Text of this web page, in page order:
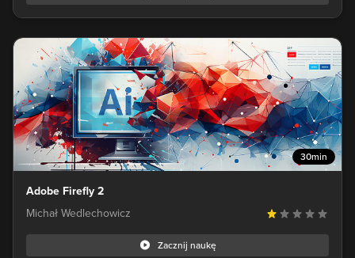
30min
Adobe Firefly 2
Michał Wedlechowicz
Zacznij naukę